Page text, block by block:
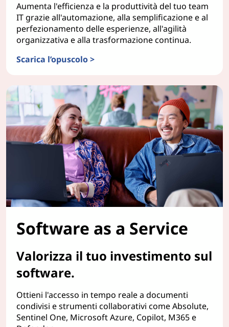
Aumenta l'efficienza e la produttività del tuo team
IT grazie all'automazione, alla semplificazione e al
perfezionamento delle esperienze, all'agilità
organizzativa e alla trasformazione continua.
Scarica l’opuscolo >
Software as a Service
Valorizza il tuo investimento sul
software.
Ottieni l'accesso in tempo reale a documenti
condivisi e strumenti collaborativi come Absolute,
Sentinel One, Microsoft Azure, Copilot, M365 e